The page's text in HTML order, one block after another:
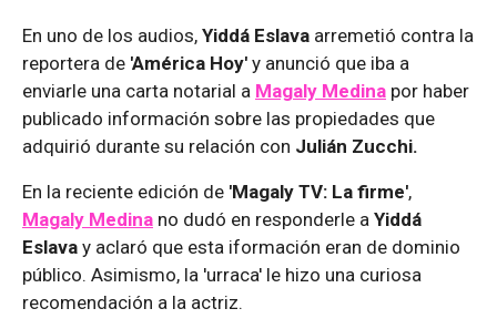
En uno de los audios, Yiddá Eslava arremetió contra la
reportera de 'América Hoy' y anunció que iba a
enviarle una carta notarial a Magaly Medina por haber
publicado información sobre las propiedades que
adquirió durante su relación con Julián Zucchi.
En la reciente edición de 'Magaly TV: La firme',
Magaly Medina no dudó en responderle a Yiddá
Eslava y aclaró que esta iformación eran de dominio
público. Asimismo, la 'urraca' le hizo una curiosa
recomendación a la actriz.